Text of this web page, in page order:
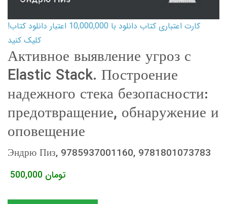
کارت اعتباری کتاب دانلود با 10,000,000 اعتبار دانلود کتاب!
کلیک کنید
Активное выявление угроз с
Elastic Stack. Построение
надежного стека безопасности:
предотвращение, обнаружение и
оповещение
Эндрю Пиз, 9785937001160, 9781801073783
500,000 تومان